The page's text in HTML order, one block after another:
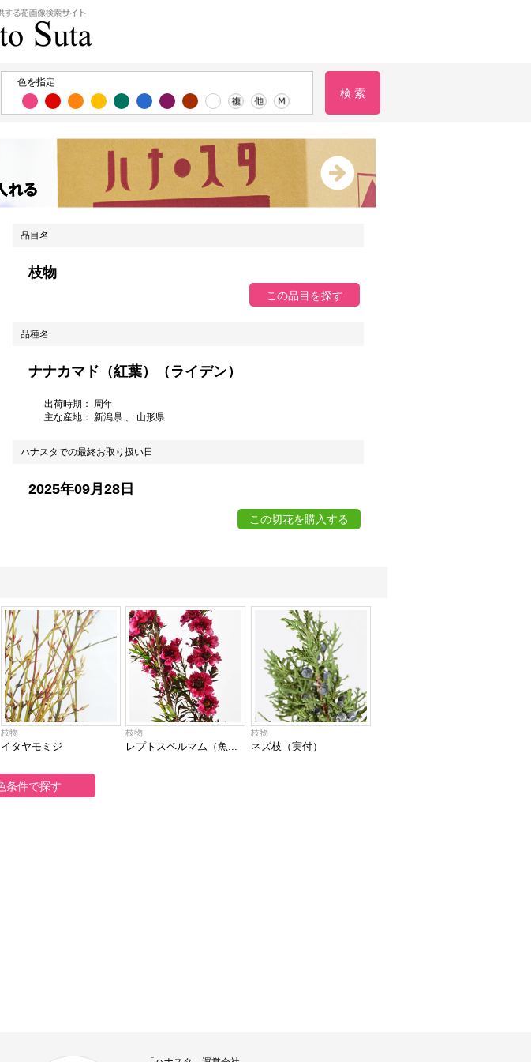
色を指定
品目名
枝物
品種名
ナナカマド（紅葉）（ライデン）
出荷時期： 周年
主な産地： 新潟県 、 山形県
ハナスタでの最終お取り扱い日
2025年09月28日
この切花を購入する
枝物
イタヤモミジ
枝物
レプトスペルマム（魚...
枝物
ネズ枝（実付）